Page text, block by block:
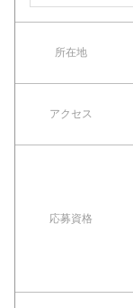
所在地
アクセス
応募資格